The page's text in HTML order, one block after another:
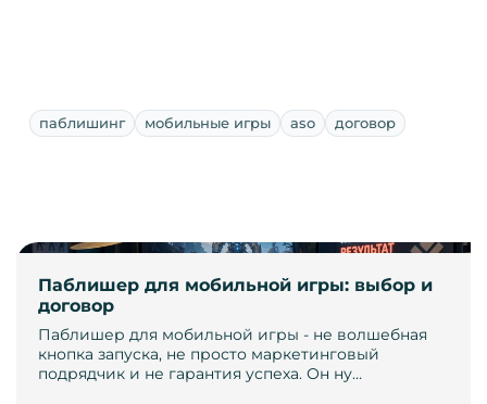
паблишинг мобильные игры aso договор
Паблишер для мобильной игры: выбор и
договор
Паблишер для мобильной игры - не волшебная
кнопка запуска, не просто маркетинговый
подрядчик и не гарантия успеха. Он ну…